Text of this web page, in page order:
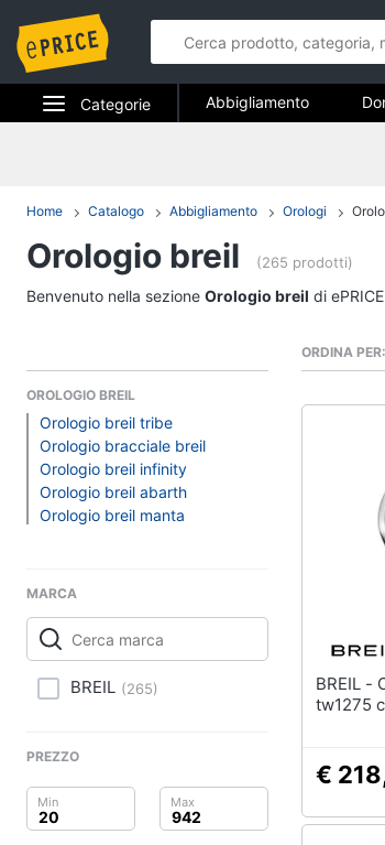
Categorie
Telefonia
Tv e Home Cinema
Videogiochi
Audio e musica
Clima
Salute e igiene
Beauty
Prima infanzia
Donna
Felpa
Abbigliamento
Home Catalogo Abbigliamento Orologi
Orologio breil (265 prodotti)
Benvenuto nella sezione Orologio breil di
OROLOGIO BREIL
Orologio breil tribe
Orologio bracciale breil
Orologio breil infinity
Orologio breil abarth
Orologio breil manta
MARCA
BREIL (265)
PREZZO
ORDINA PER
BREIL - Orologio Uomo gap
tw1275
€